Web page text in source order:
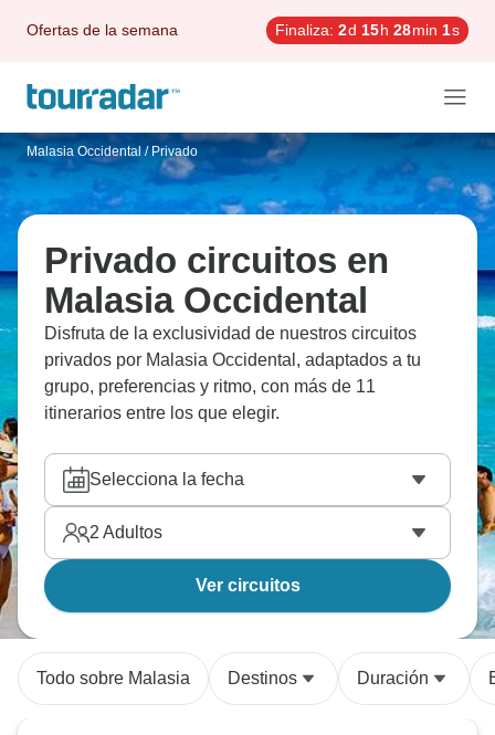
Ofertas de la semana Finaliza: 2 d 15h 27min 60s
Malasia Occidental / Privado
Privado circuitos en
Malasia Occidental
Disfruta de la exclusividad de nuestros circuitos
privados por Malasia Occidental, adaptados a tu
grupo, preferencias y ritmo, con más de 11
itinerarios entre los que elegir.
Selecciona la fecha
2 Adultos
Ver circuitos
Todo sobre Malasia Destinos Duración